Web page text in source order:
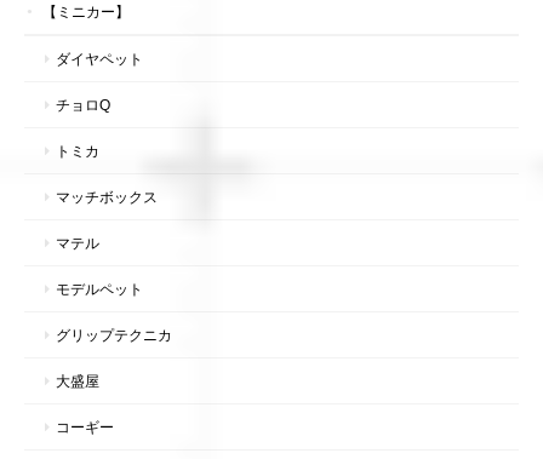
【ミニカー】
ダイヤペット
チョロQ
トミカ
マッチボックス
マテル
モデルペット
グリップテクニカ
大盛屋
コーギー